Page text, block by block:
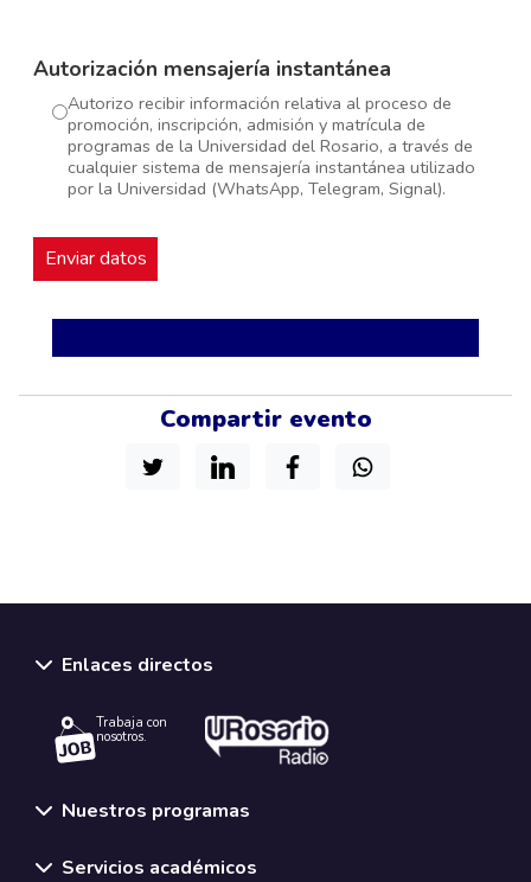
Autorización mensajería instantánea
Autorizo recibir información relativa al proceso de
promoción, inscripción, admisión y matrícula de
programas de la Universidad del Rosario, a través de
cualquier sistema de mensajería instantánea utilizado
por la Universidad (WhatsApp, Telegram, Signal).
Compartir evento
Enlaces directos
Trabaja con
nosotros.
Nuestros programas
Servicios académicos